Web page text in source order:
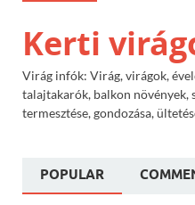
Kerti
Virág infók: Virág, virágok,
talajtakarók, balkon növények,
termesztése, gondozása,
POPULAR